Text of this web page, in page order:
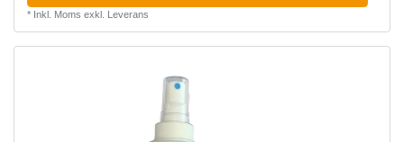
* Inkl. Moms exkl. Leverans